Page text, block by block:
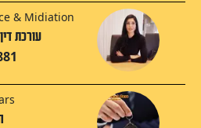
& Midiation
עורכת